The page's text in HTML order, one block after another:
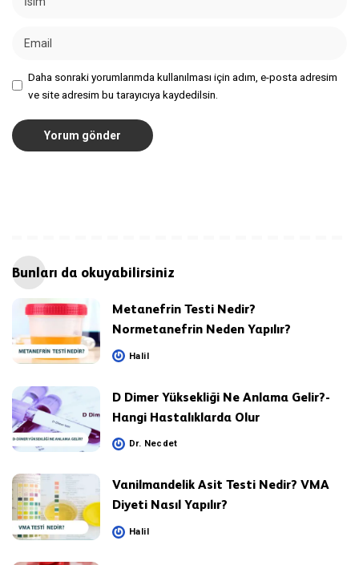
Daha sonraki yorumlarımda kullanılması için adım, e-posta adresim
ve site adresim bu tarayıcıya kaydedilsin.
Bunları da okuyabilirsiniz
Metanefrin Testi Nedir?
Normetanefrin Neden Yapılır?
Posted
Halil
D Dimer Yüksekliği Ne Anlama Gelir?-
Hangi Hastalıklarda Olur
PostedDr. Necdet
Vanilmandelik Asit Testi Nedir? VMA
Diyeti Nasıl Yapılır?
Posted
Halil